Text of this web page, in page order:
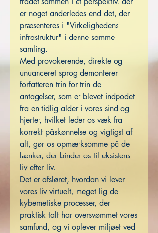
er noget anderledes end det, der
præsenteres i "Virkelighedens
infrastruktur" i denne samme
samling.
Med provokerende, direkte og
unuanceret sprog demonterer
forfatteren trin for trin de
antagelser, som er blevet indpodet
fra en tidlig alder i vores sind og
hjerter, hvilket leder os væk fra
korrekt påskønnelse og vigtigst af
alt, gør os opmærksomme på de
lænker, der binder os til eksistens
liv efter liv.
Det er afsløret, hvordan vi lever
vores liv virtuelt, meget lig de
kybernetiske processer, der
praktisk talt har oversvømmet vores
samfund, og vi oplever miljøet ved